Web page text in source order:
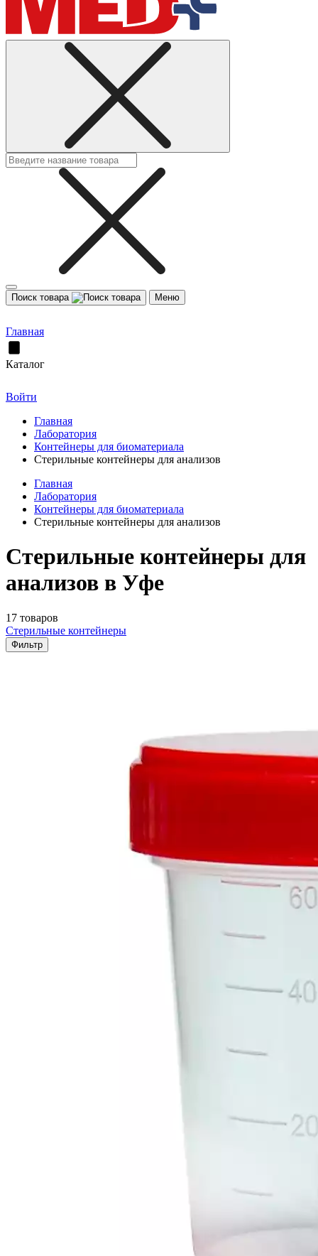
Поиск товара Меню
Главная
Каталог
Войти
Главная
Лаборатория
Контейнеры для биоматериала
Стерильные контейнеры для анализов
Главная
Лаборатория
Контейнеры для биоматериала
Стерильные контейнеры для анализов
Стерильные контейнеры для
анализов в Уфе
17 товаров
Стерильные контейнеры
Фильтр